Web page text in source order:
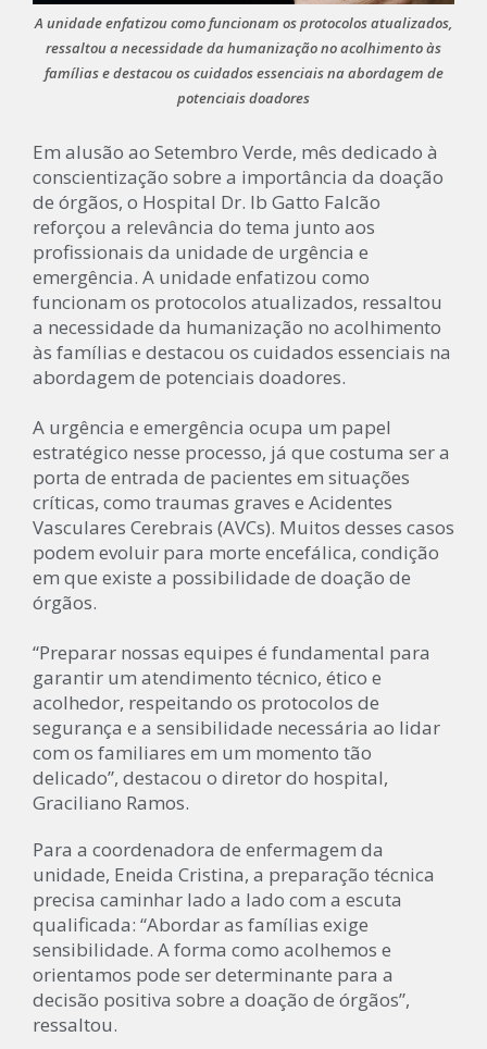
A unidade enfatizou como funcionam os protocolos atualizados,
ressaltou a necessidade da humanização no acolhimento às
famílias e destacou os cuidados essenciais na abordagem de
potenciais doadores
Em alusão ao Setembro Verde, mês dedicado à
conscientização sobre a importância da doação
de órgãos, o Hospital Dr. Ib Gatto Falcão
reforçou a relevância do tema junto aos
profissionais da unidade de urgência e
emergência. A unidade enfatizou como
funcionam os protocolos atualizados, ressaltou
a necessidade da humanização no acolhimento
às famílias e destacou os cuidados essenciais na
abordagem de potenciais doadores.
A urgência e emergência ocupa um papel
estratégico nesse processo, já que costuma ser a
porta de entrada de pacientes em situações
críticas, como traumas graves e Acidentes
Vasculares Cerebrais (AVCs). Muitos desses casos
podem evoluir para morte encefálica, condição
em que existe a possibilidade de doação de
órgãos.
“Preparar nossas equipes é fundamental para
garantir um atendimento técnico, ético e
acolhedor, respeitando os protocolos de
segurança e a sensibilidade necessária ao lidar
com os familiares em um momento tão
delicado”, destacou o diretor do hospital,
Graciliano Ramos.
Para a coordenadora de enfermagem da
unidade, Eneida Cristina, a preparação técnica
precisa caminhar lado a lado com a escuta
qualificada: “Abordar as famílias exige
sensibilidade. A forma como acolhemos e
orientamos pode ser determinante para a
decisão positiva sobre a doação de órgãos”,
ressaltou.